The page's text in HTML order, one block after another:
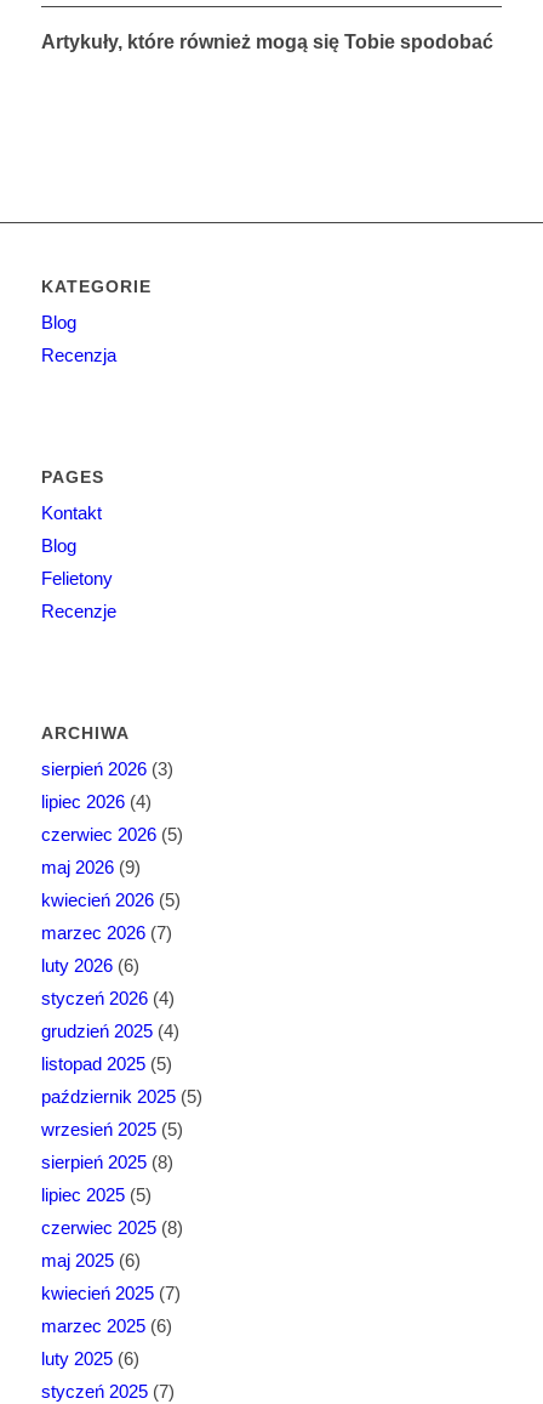
Artykuły, które również mogą się Tobie spodobać
KATEGORIE
Blog
Recenzja
PAGES
Kontakt
Blog
Felietony
Recenzje
ARCHIWA
sierpień 2026(3)
lipiec 2026(4)
czerwiec 2026(5)
maj 2026(9)
kwiecień 2026(5)
marzec 2026(7)
luty 2026(6)
styczeń 2026(4)
grudzień 2025(4)
listopad 2025(5)
październik 2025(5)
wrzesień 2025(5)
sierpień 2025(8)
lipiec 2025(5)
czerwiec 2025(8)
maj 2025(6)
kwiecień 2025(7)
marzec 2025(6)
luty 2025(6)
styczeń 2025(7)